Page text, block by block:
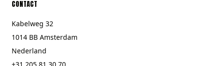
CONTACT
Kabelweg 32
1014 BB Amsterdam
Nederland